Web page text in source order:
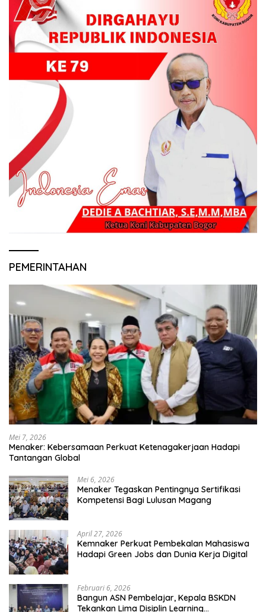
PEMERINTAHAN
Mei 7, 2026
Menaker: Kebersamaan Perkuat Ketenagakerjaan Hadapi
Tantangan Global
Mei 6, 2026
Menaker Tegaskan Pentingnya Sertifikasi
Kompetensi Bagi Lulusan Magang
April 27, 2026
Kemnaker Perkuat Pembekalan Mahasiswa
Hadapi Green Jobs dan Dunia Kerja Digital
Februari 6, 2026
Bangun ASN Pembelajar, Kepala BSKDN
Tekankan Lima Disiplin Learning